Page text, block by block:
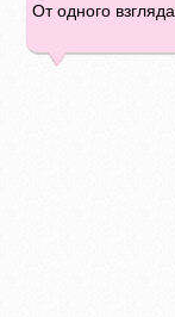
От одного